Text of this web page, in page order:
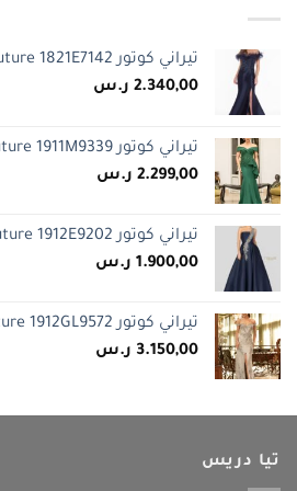
تيراني كوتور Terani Couture 1821E7142
2.340,00 ر.س
تيراني كوتور Terani Couture 1911M9339
2.299,00 ر.س
تيراني كوتور Terani Couture 1912E9202
1.900,00 ر.س
تيراني كوتور Terani Couture 1912GL9572
3.150,00 ر.س
تيا دريس